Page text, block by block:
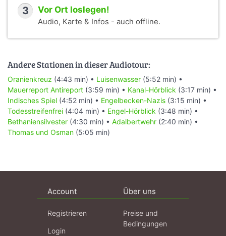
3 Vor Ort loslegen!
Audio, Karte & Infos - auch offline.
Andere Stationen in dieser Audiotour:
Oranienkreuz (4:43 min) • Luisenwasser (5:52 min) •
Mauerreport Antireport (3:59 min) • Kanal-Hörblick (3:17 min) •
Indisches Spiel (4:52 min) • Engelbecken-Nazis (3:15 min) •
Todesstreifenfrei (4:04 min) • Engel-Hörblick (3:48 min) •
Bethaniensilvester (4:30 min) • Adalbertwehr (2:40 min) •
Thomas und Osman (5:05 min)
Account
Registrieren
Login
Über uns
Preise und
Bedingungen